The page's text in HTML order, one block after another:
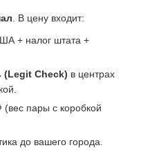
. В цену входит:
+ налог штата +
(Legit Check) в центрах
пары с коробкой
до вашего города.